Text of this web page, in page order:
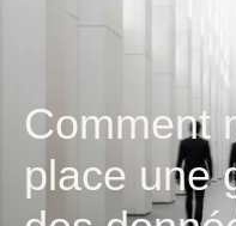
Comment
place une